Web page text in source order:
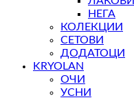
НЕГА
КОЛЕКЦИИ
СЕТОВИ
ДОДАТОЦИ
KRYOLAN
ОЧИ
УСНИ